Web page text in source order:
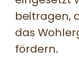
beitragen,
das
fördern.